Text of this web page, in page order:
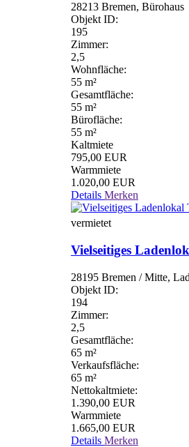
28213 Bremen, Bürohaus
Objekt ID:
195
Zimmer:
2,5
Wohnfläche:
55 m²
Gesamtfläche:
55 m²
Bürofläche:
55 m²
Kaltmiete
795,00 EUR
Warmmiete
1.020,00 EUR
Details Merken
vermietet
Vielseitiges
28195 Bremen / Mitte,
Objekt ID:
194
Zimmer:
2,5
Gesamtfläche:
65 m²
Verkaufsfläche:
65 m²
Nettokaltmiete:
1.390,00 EUR
Warmmiete
1.665,00 EUR
Details Merken